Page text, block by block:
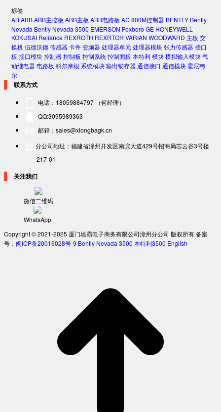
标签
ABABBABB主控板 ABB主板 ABB电路板 AC 800M控制器 BENTLY Bently
Nevada Bently Nevada 3500 EMERSON Foxboro GE HONEYWELL
KOKUSAI Reliance REXROTH REXRTOH VARIAN WOODWARD 主板 交
换机伍德沃德传感器卡件变频器处理器单元处理器模块张力传感器接口
板 接口模块控制器控制板 控制系统控制面板 本特利模块模拟输入模块气
动继电器电路板 科尔摩根 系统模块输出锁存器通信接口 通信模块霍尼韦
尔
联系方式
电话：18059884797 （何经理）
QQ:3095989363
邮箱：sales@xiongbagk.cn
分公司地址：福建省漳州开发区南滨大道429号招商局芯云谷3号楼
217-01
关注我们
微信二维码
WhatsApp
Copyright © 2021-2025 厦门雄霸电子商务有限公司漳州分公司 版权所有 备案
号： 闽ICP备20016028号-9 Bently Nevada 3500 本特利3500 English